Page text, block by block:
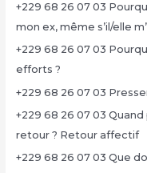
+229 68 26 07 03
mon ex, même s’il/elle
+229 68 26 07 03
efforts ?
+229 68 26 07 03
+229 68 26 07 03
retour ? Retour affectif
+229 68 26 07 03 Que